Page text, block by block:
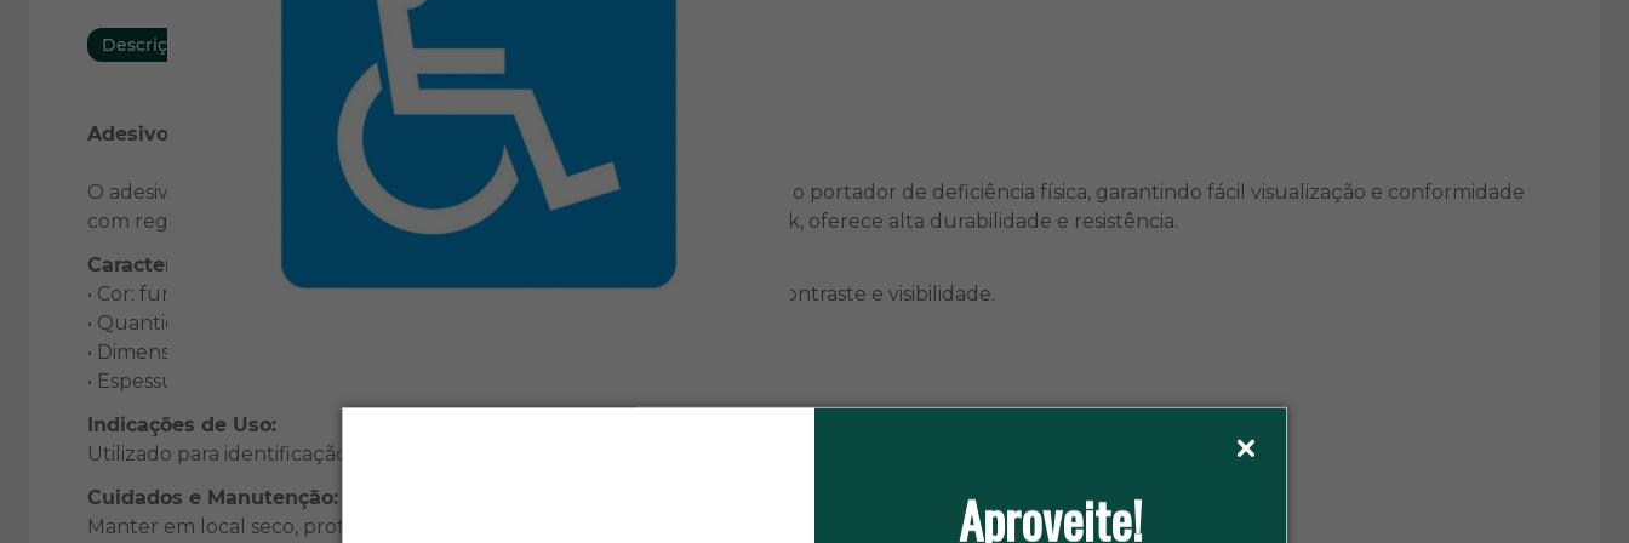
Aproveite!
Descrição
Adesivo Símbolo Deficiente Físico 10x10cm
O adesivo com o símbolo de deficiente físico é para identificar o veículo do portador de deficiência física, garantindo fácil visualização e conformidade
com regulamentações de acessibilidade. Fabricado com tecnologia de silk, oferece alta durabilidade e resistência.
Características:
• Cor: fundo azul com descrição em branco, proporcionando excelente contraste e visibilidade.
• Quantidade: 01 peça.
• Dimensões: 10x10cm.
• Espessura: 0,8mm, resistente a desgaste e condições climáticas.
Indicações de Uso:
Utilizado para identificação em veículos de pessoas com deficiência física, conforme exigido por normas de acessibilidade.
Cuidados e Manutenção:
Manter em local seco, protegido do sol, umidade e contaminantes.